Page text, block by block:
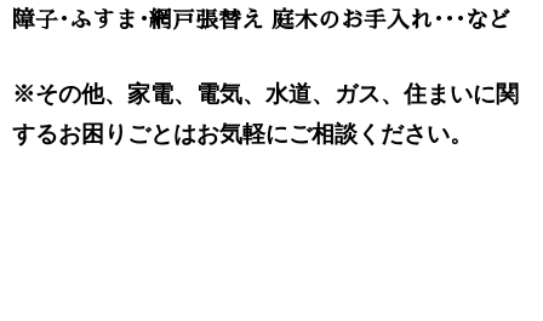
障子･ふすま･網戸張替え 庭木のお手入れ･･･など
※その他、家電、電気、水道、ガス、住まいに関
するお困りごとはお気軽にご相談ください。